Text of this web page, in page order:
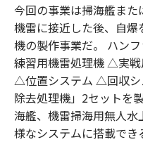
今回の事業は掃海艦ま
機雷に接近した後、自
機の製作事業だ。 ハン
練習用機雷処理機 △実
△位置システム △回収シ
除去処理機」2セットを
海艦、機雷掃海用無人水
様なシステムに搭載でき